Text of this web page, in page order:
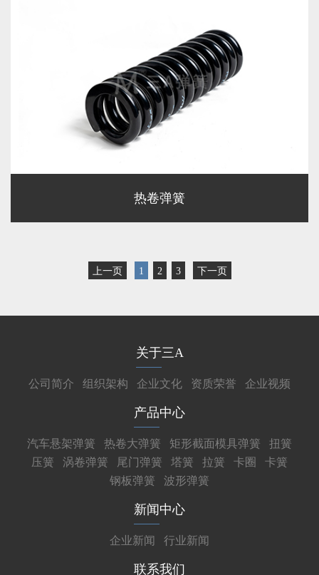
热卷弹簧
上一页 1 2 3 下一页
关于三A
公司简介 组织架构 企业文化 资质荣誉 企业视频
产品中心
汽车悬架弹簧 热卷大弹簧 矩形截面模具弹簧
扭簧
压簧
涡卷弹簧 尾门弹簧 塔簧 拉簧 卡圈
卡簧
钢板弹簧
波形弹簧
新闻中心
企业新闻 行业新闻
联系我们